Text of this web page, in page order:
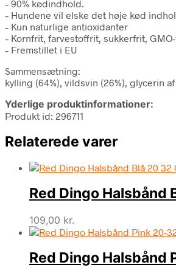
– 90% kødindhold.
– Hundene vil elske det høje kød
– Kun naturlige antioxidanter
– Kornfrit, farvestoffrit, sukkerfrit,
– Fremstillet i EU
Sammensætning:
kylling (64%), vildsvin (26%), glycerin
Yderlige produktinformationer:
Produkt id: 296711
Relaterede varer
Red Dingo Halsbånd
109,00 kr.
Red Dingo Halsbånd